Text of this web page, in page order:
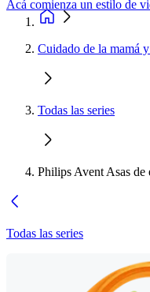
Cuidado de la mamá
Todas las series
Philips Avent Asas de
Todas las series